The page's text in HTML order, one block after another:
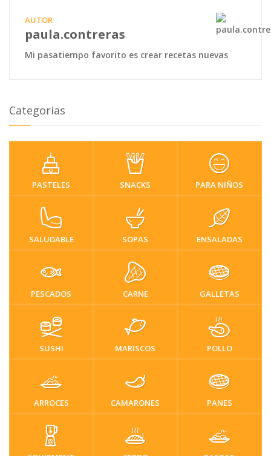
AUTOR
paula.contreras
Mi pasatiempo favorito es crear recetas nuevas
Categorias
PASTELES SNACKS PARA NIÑOS
SALUDABLE SOPAS ENSALADAS
PESCADOS CARNE GALLETAS
SUSHI MARISCOS POLLO
ARROCES CAMARONES PANES